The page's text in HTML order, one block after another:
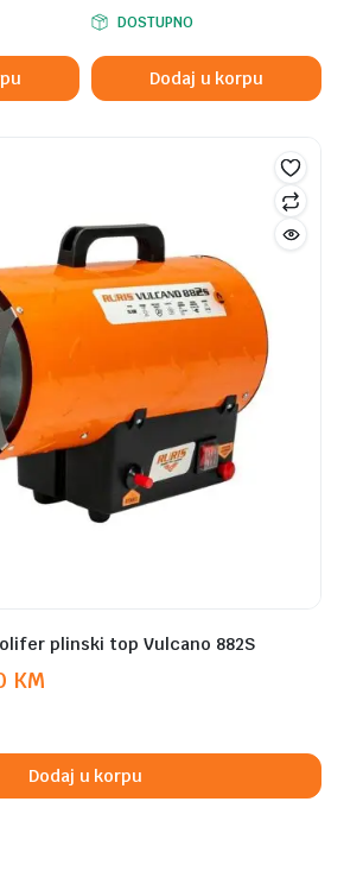
DOSTUPNO
Dodaj u korpu
plinski top Vulcano 882S
KM
Dodaj u korpu